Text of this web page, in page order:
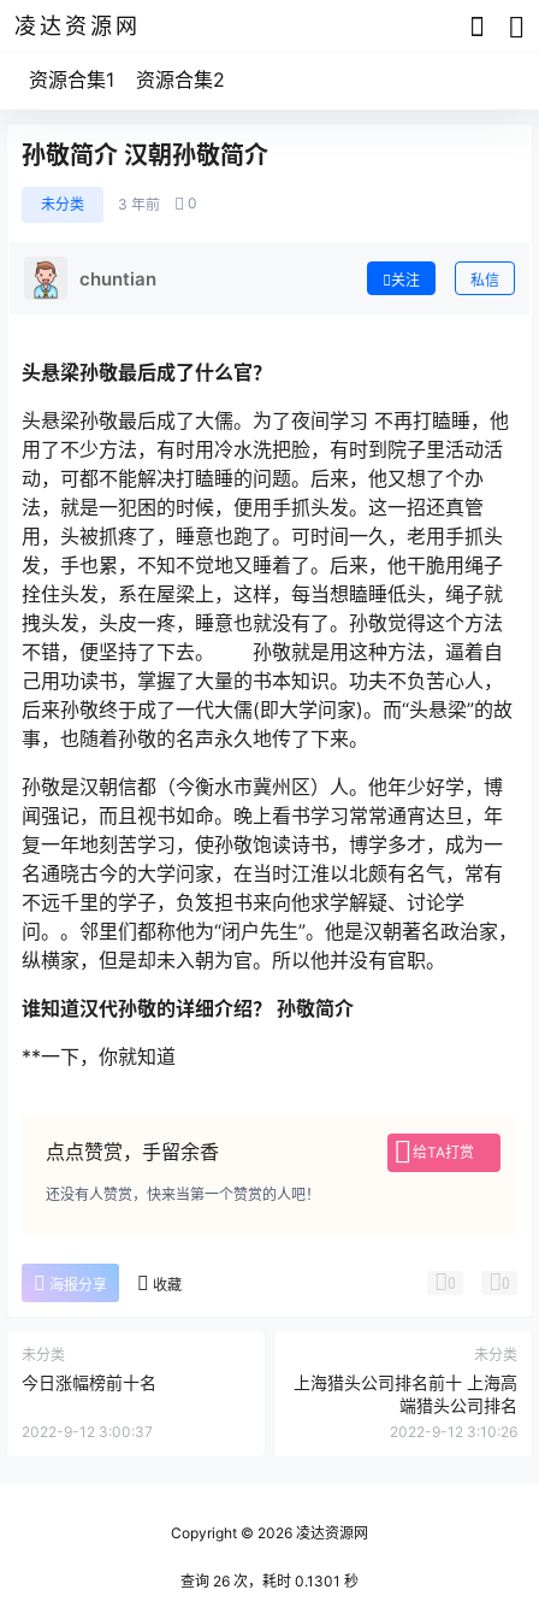
凌达资源网
资源合集1 资源合集2
孙敬简介 汉朝孙敬简介
未分类 3 年前 0
chuntian 关注 私信
头悬梁孙敬最后成了什么官？
头悬梁孙敬最后成了大儒。为了夜间学习 不再打瞌睡，他
用了不少方法，有时用冷水洗把脸，有时到院子里活动活
动，可都不能解决打瞌睡的问题。后来，他又想了个办
法，就是一犯困的时候，便用手抓头发。这一招还真管
用，头被抓疼了，睡意也跑了。可时间一久，老用手抓头
发，手也累，不知不觉地又睡着了。后来，他干脆用绳子
拴住头发，系在屋梁上，这样，每当想瞌睡低头，绳子就
拽头发，头皮一疼，睡意也就没有了。孙敬觉得这个方法
不错，便坚持了下去。 孙敬就是用这种方法，逼着自
己用功读书，掌握了大量的书本知识。功夫不负苦心人，
后来孙敬终于成了一代大儒(即大学问家)。而“头悬梁”的故
事，也随着孙敬的名声永久地传了下来。
孙敬是汉朝信都（今衡水市冀州区）人。他年少好学，博
闻强记，而且视书如命。晚上看书学习常常通宵达旦，年
复一年地刻苦学习，使孙敬饱读诗书，博学多才，成为一
名通晓古今的大学问家，在当时江淮以北颇有名气，常有
不远千里的学子，负笈担书来向他求学解疑、讨论学
问。。邻里们都称他为“闭户先生”。他是汉朝著名政治家，
纵横家，但是却未入朝为官。所以他并没有官职。
谁知道汉代孙敬的详细介绍？ 孙敬简介
**一下，你就知道
点点赞赏，手留余香 给TA打赏
还没有人赞赏，快来当第一个赞赏的人吧！
海报分享 收藏 0 0
未分类
今日涨幅榜前十名
2022-9-12 3:00:37
未分类
上海猎头公司排名前十 上海高
端猎头公司排名
2022-9-12 3:10:26
Copyright © 2026 凌达资源网
查询 26 次，耗时 0.1301 秒